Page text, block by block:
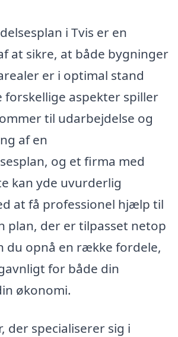
i Tvis er en
at sikre, at både bygninger
er i optimal stand
forskellige aspekter spiller
til udarbejdelse og
af en
og et firma med
kan yde uvurderlig
at få professionel hjælp til
plan, der er tilpasset netop
du opnå en række fordele,
for både din
økonomi.
der specialiserer sig i